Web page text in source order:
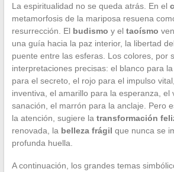
La espiritualidad no se queda atrás. En el
metamorfosis de la mariposa resuena
resurrección. El budismo y el taoísmo
una guía hacia la paz interior, la libertad
puente entre las esferas. Los colores, por
interpretaciones precisas: el blanco para
para el secreto, el rojo para el impulso
inventiva, el amarillo para la esperanza, el
sanación, el marrón para la anclaje. Pero
la atención, sugiere la transformación
renovada, la belleza frágil que nunca se
profunda huella.
A continuación, los grandes temas